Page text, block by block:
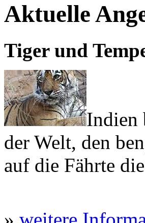
Aktuelle
Tiger und
Indien
der Welt, den
auf die Fährte